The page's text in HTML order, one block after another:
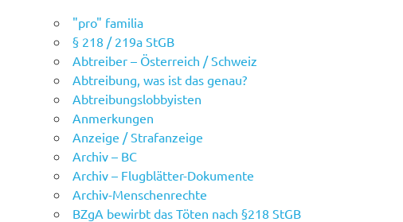
"pro" familia
§ 218 / 219a StGB
Abtreiber – Österreich / Schweiz
Abtreibung, was ist das genau?
Abtreibungslobbyisten
Anmerkungen
Anzeige / Strafanzeige
Archiv – BC
Archiv – Flugblätter-Dokumente
Archiv-Menschenrechte
BZgA bewirbt das Töten nach §218 StGB